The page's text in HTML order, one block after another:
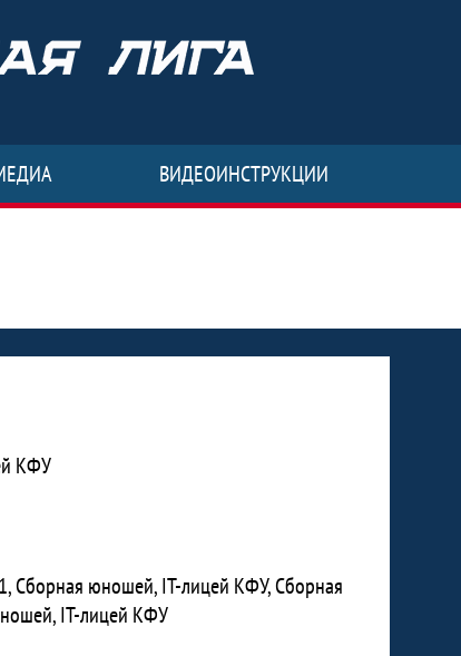
ВИДЕОИНСТРУКЦИИ
КФУ
Сборная юношей, IT-лицей КФУ, Сборная
IT-лицей КФУ